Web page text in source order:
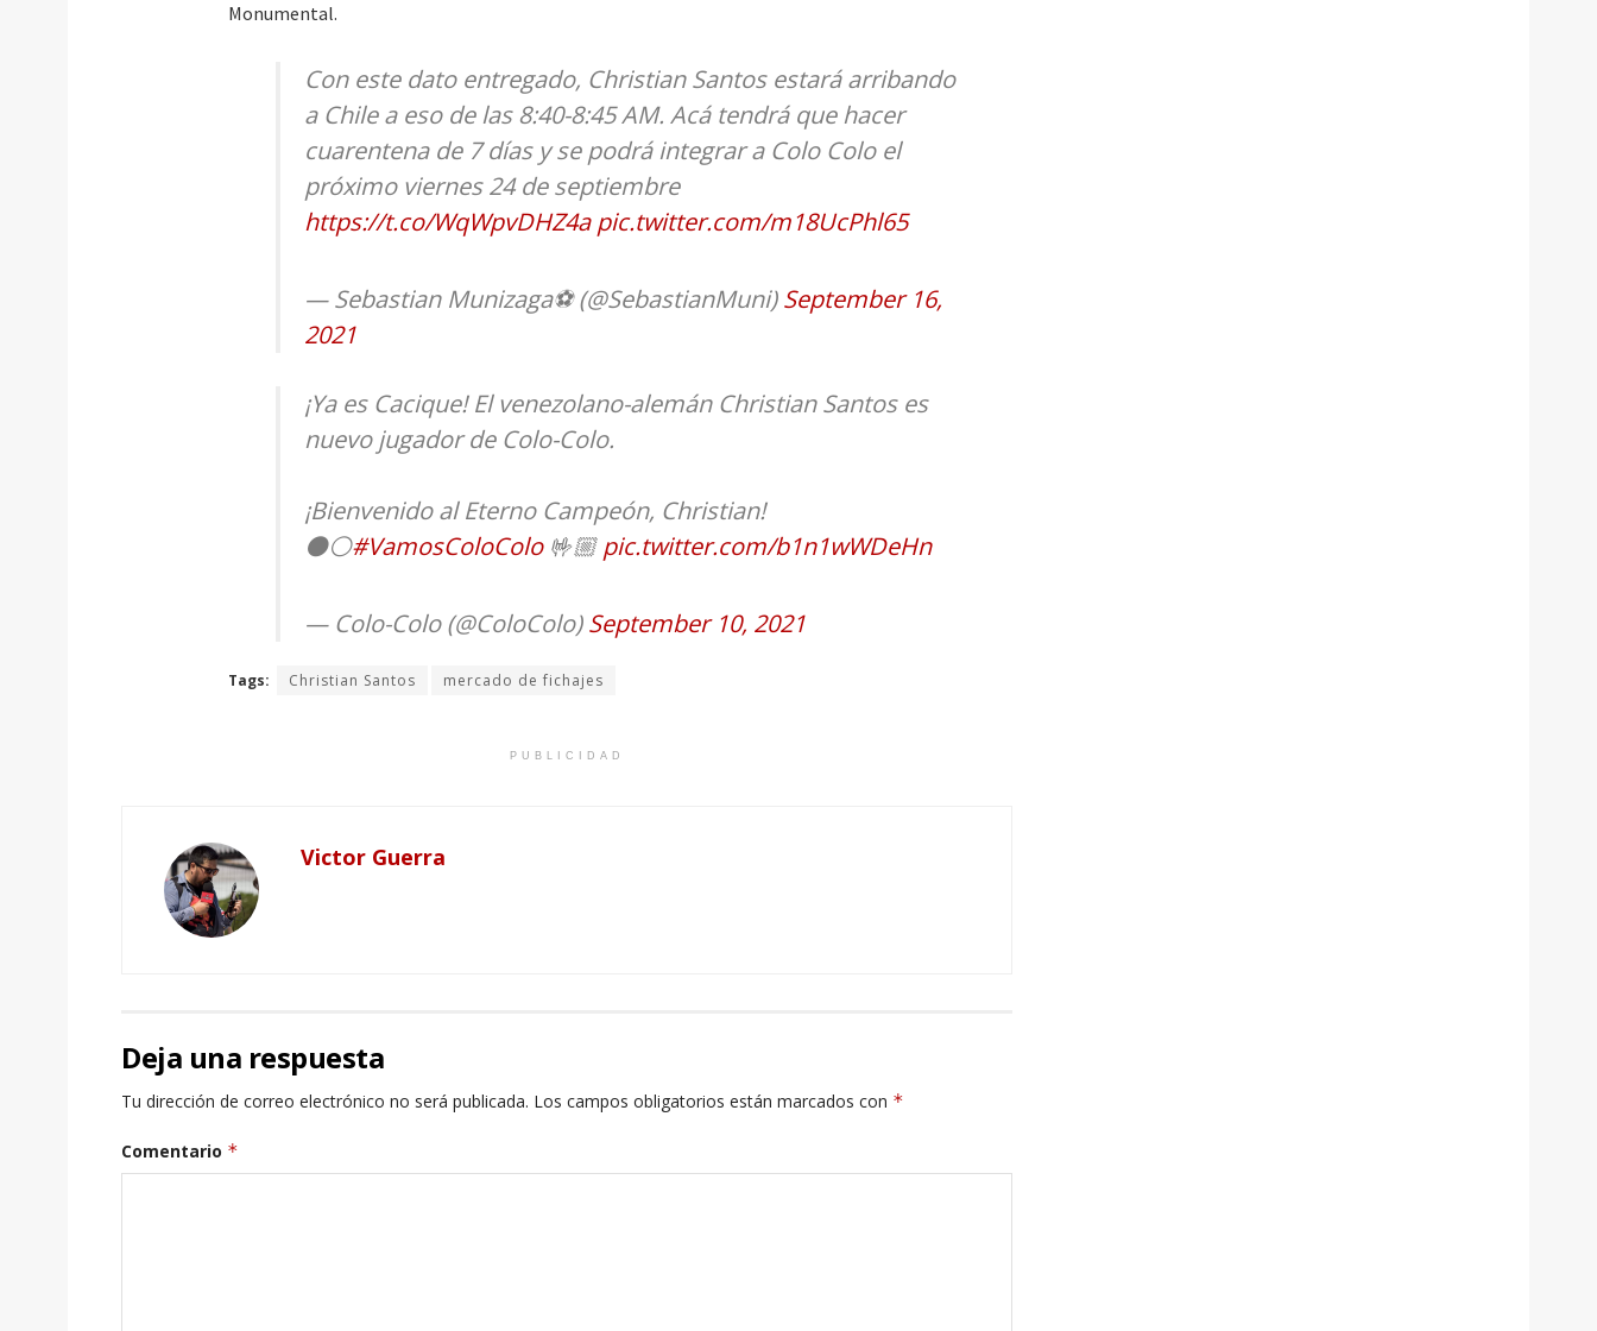
Monumental.
Con este dato entregado, Christian Santos estará arribando
a Chile a eso de las 8:40-8:45 AM. Acá tendrá que hacer
cuarentena de 7 días y se podrá integrar a Colo Colo el
próximo viernes 24 de septiembre
https://t.co/WqWpvDHZ4a pic.twitter.com/m18UcPhl65
— Sebastian Munizaga⚽️ (@SebastianMuni)September 16,
2021
¡Ya es Cacique! El venezolano-alemán Christian Santos es
nuevo jugador de Colo-Colo.
¡Bienvenido al Eterno Campeón, Christian!
⚫⚪#VamosColoColo🤟🏼pic.twitter.com/b1n1wWDeHn
— Colo-Colo (@ColoColo)September 10, 2021
Tags: Christian Santos mercado de fichajes
PUBLICIDAD
Victor Guerra
Deja una respuesta
Tu dirección de correo electrónico no será publicada. Los campos obligatorios están marcados con *
Comentario *